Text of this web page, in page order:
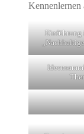
Kennenlernen
Einführung